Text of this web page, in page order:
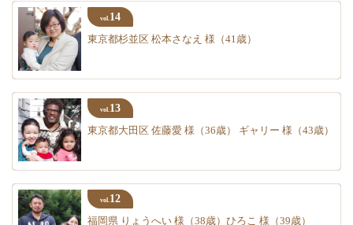
vol.14
東京都杉並区 松本さなえ 様（41歳）
vol. 13
東京都大田区 佐藤愛 様（36歳） ギャリー 様（43歳）
vol.12
福岡県 りょうへい 様（38歳）ひろこ 様（39歳）